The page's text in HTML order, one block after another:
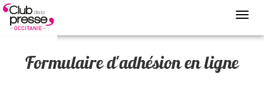
Formulaire d'adhésion en ligne